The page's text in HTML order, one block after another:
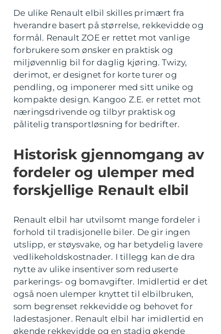
De ulike Renault elbil skilles primært fra
hverandre basert på størrelse, rekkevidde og
formål. Renault ZOE er rettet mot vanlige
forbrukere som ønsker en praktisk og
miljøvennlig bil for daglig kjøring. Twizy,
derimot, er designet for korte turer og
pendling, og imponerer med sitt unike og
kompakte design. Kangoo Z.E. er rettet mot
næringsdrivende og tilbyr praktisk og
pålitelig transportløsning for bedrifter.
Historisk gjennomgang av
fordeler og ulemper med
forskjellige Renault elbil
Renault elbil har utvilsomt mange fordeler i
forhold til tradisjonelle biler. De gir ingen
utslipp, er støysvake, og har betydelig lavere
vedlikeholdskostnader. I tillegg kan de dra
nytte av ulike insentiver som reduserte
parkerings- og bomavgifter. Imidlertid er det
også noen ulemper knyttet til elbilbruken,
som begrenset rekkevidde og behovet for
ladestasjoner. Renault elbil har imidlertid en
økende rekkevidde og en stadig økende